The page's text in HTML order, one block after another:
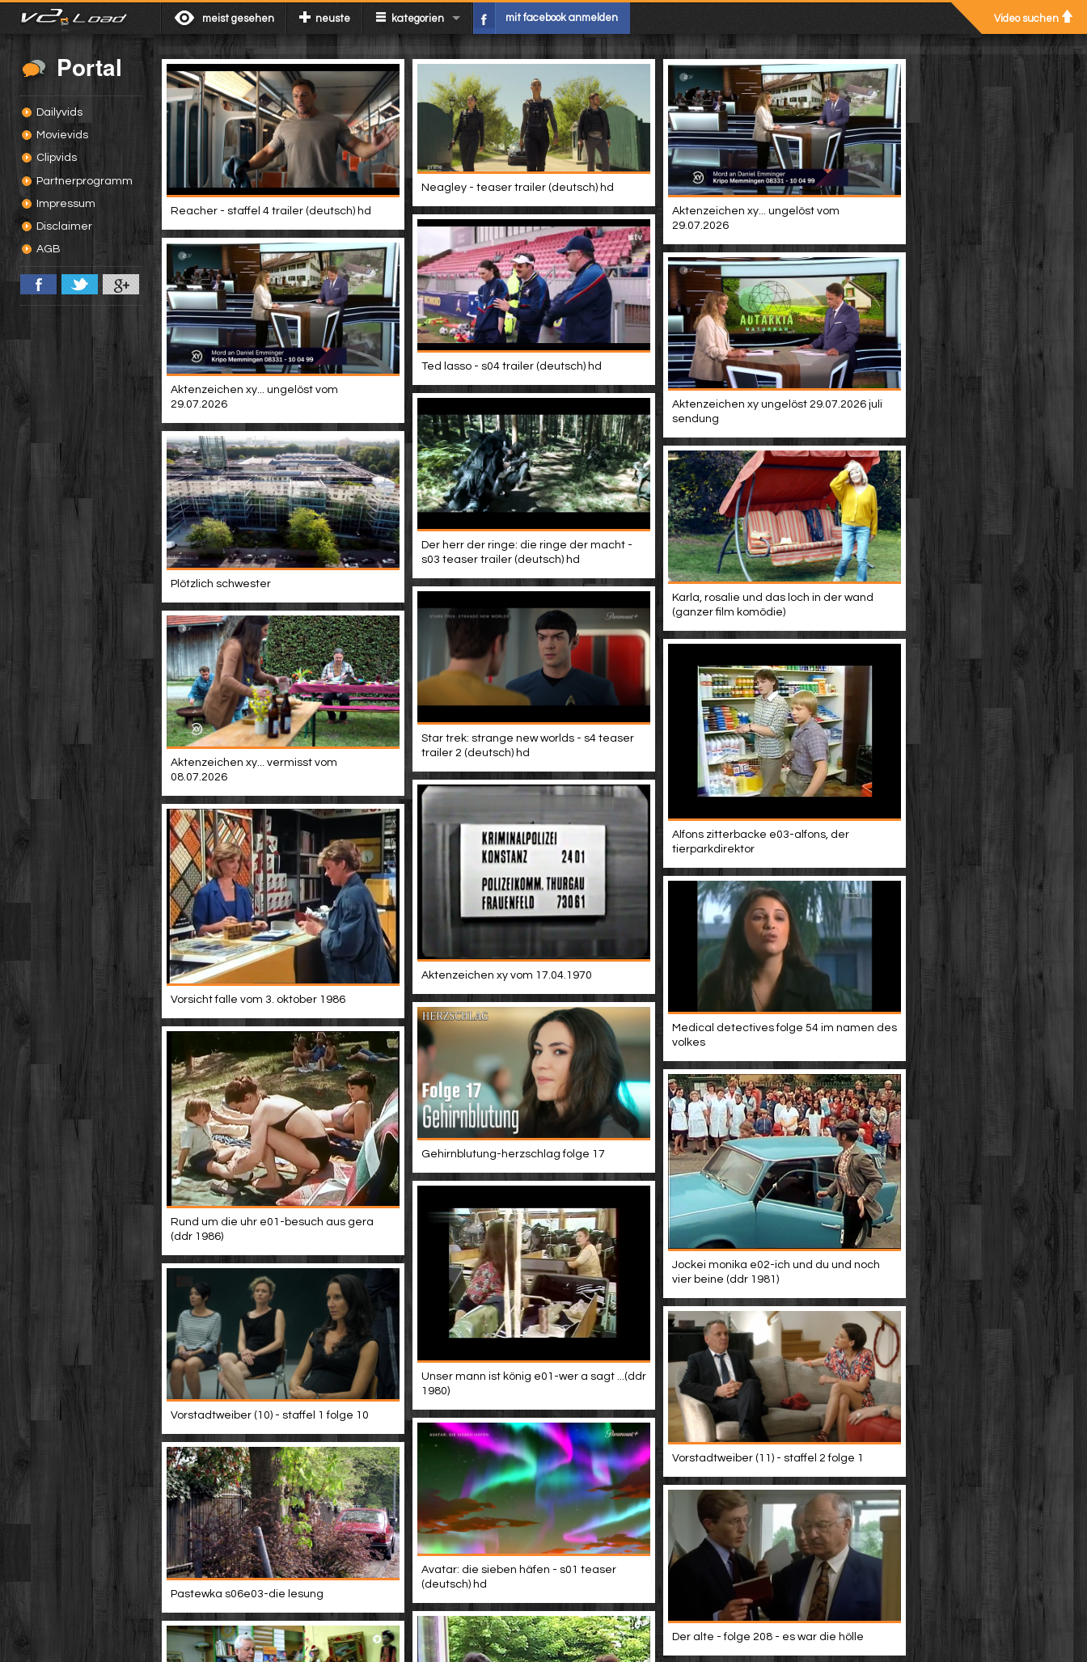
meist gesehen neuste kategorien mit facebook anmelden Video suchen
Portal
Dailyvids
Movievids
Clipvids
Partnerprogramm
Impressum
Disclaimer
AGB
Reacher - staffel 4 trailer (deutsch) hd
Neagley - teaser trailer (deutsch) hd
Aktenzeichen xy... ungelöst vom
29.07.2026
Ted lasso - s04 trailer (deutsch) hd
Aktenzeichen xy... ungelöst vom
29.07.2026
Aktenzeichen xy ungelöst 29.07.2026 juli
sendung
Der herr der ringe: die ringe der macht -
s03 teaser trailer (deutsch) hd
Plötzlich schwester
Karla, rosalie und das loch in der wand
(ganzer film komödie)
Star trek: strange new worlds - s4 teaser
trailer 2 (deutsch) hd
Aktenzeichen xy... vermisst vom
08.07.2026
Alfons zitterbacke e03-alfons, der
tierparkdirektor
Aktenzeichen xy vom 17.04.1970
Vorsicht falle vom 3. oktober 1986
Medical detectives folge 54 im namen des
volkes
Gehirnblutung-herzschlag folge 17
Rund um die uhr e01-besuch aus gera
(ddr 1986)
Jockei monika e02-ich und du und noch
vier beine (ddr 1981)
Unser mann ist könig e01-wer a sagt ...(ddr
1980)
Vorstadtweiber (10) - staffel 1 folge 10
Vorstadtweiber (11) - staffel 2 folge 1
Avatar: die sieben häfen - s01 teaser
(deutsch) hd
Pastewka s06e03-die lesung
Der alte - folge 208 - es war die hölle